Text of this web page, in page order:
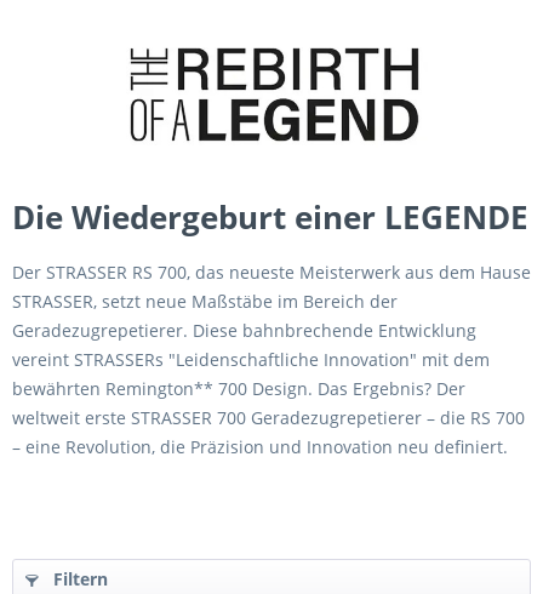
Die Wiedergeburt einer LEGENDE
Der STRASSER RS 700, das neueste Meisterwerk aus dem Hause
STRASSER, setzt neue Maßstäbe im Bereich der
Geradezugrepetierer. Diese bahnbrechende Entwicklung
vereint STRASSERs "Leidenschaftliche Innovation" mit dem
bewährten Remington** 700 Design. Das Ergebnis? Der
weltweit erste STRASSER 700 Geradezugrepetierer – die RS 700
– eine Revolution, die Präzision und Innovation neu definiert.
Filtern